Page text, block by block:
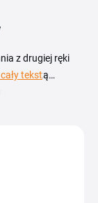
z drugiej ręki
z odzieżą
znajdziesz
w koszyku,
dostawa
promocjach
tekst